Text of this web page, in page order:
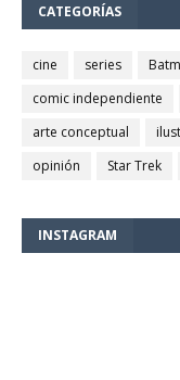
CATEGORÍAS
cine series
comic independiente
arte conceptual
opinión
Star Trek
INSTAGRAM